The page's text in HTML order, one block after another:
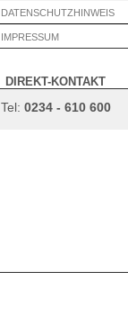
DATENSCHUTZHINWEIS
IMPRESSUM
DIREKT-KONTAKT
Tel: 0234 - 610 600